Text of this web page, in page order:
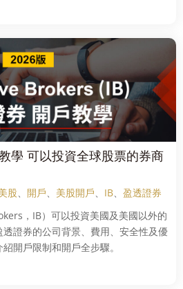
學 可以投資全球股票的券商
股、 開戶、 美股開戶、 IB、 盈透證券
，IB）可以投資美國及美國以外的
證券的公司背景、費用、安全性及優
開戶限制和開戶全步驟。